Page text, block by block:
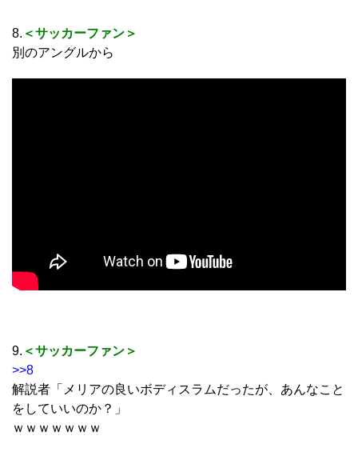
8. ＜サッカーファン＞
別のアングルから
9. ＜サッカーファン＞
>>8
解説者「メリアの良いボディスラムだったが、あんなこと
をしていいのか？」
ｗｗｗｗｗｗｗ